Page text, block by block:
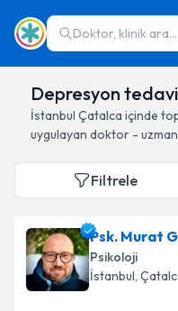
Doktor, klinik ara...
Depresyon
İstanbul Çatalca içinde
uygulayan doktor -
Filtrele
Psk. Murat
Psikoloji
İstanbul,